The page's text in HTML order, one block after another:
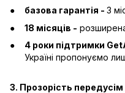
базова гарантія - 3
18 місяців -
4 роки підтримки
Україні пропонуємо
3. Прозорість передусім